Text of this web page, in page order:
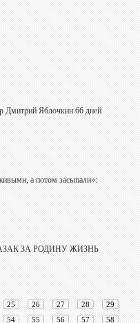
Дмитрий Яблочкин 66 дней
а потом засыпали»:
ЗА РОДИНУ ЖИЗНЬ
25 26 27 28
29
54 55 56 57
58